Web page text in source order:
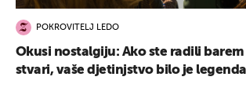
POKROVITELJ LEDO
Okusi nostalgiju: Ako ste radili
stvari, vaše djetinjstvo bilo je